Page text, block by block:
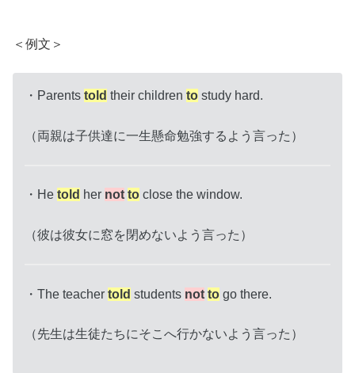
＜例文＞
・Parents told their children to study hard.
（両親は子供達に一生懸命勉強するよう言った）
・He told her not to close the window.
（彼は彼女に窓を閉めないよう言った）
・The teacher told students not to go there.
（先生は生徒たちにそこへ行かないよう言った）